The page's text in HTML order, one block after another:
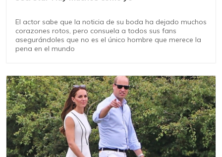
El actor sabe que la noticia de su boda ha dejado muchos
corazones rotos, pero consuela a todos sus fans
asegurándoles que no es el único hombre que merece la
pena en el mundo